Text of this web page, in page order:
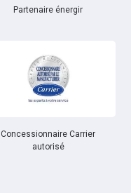
Partenaire énergir
Concessionnaire Carrier
autorisé